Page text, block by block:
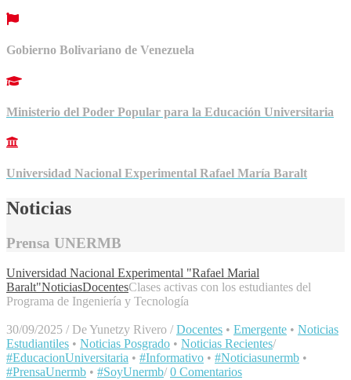
Gobierno Bolivariano de Venezuela
Ministerio del Poder Popular para la Educación Universitaria
Universidad Nacional Experimental Rafael María Baralt
Noticias
Prensa UNERMB
Universidad Nacional Experimental "Rafael Marial
Baralt"NoticiasDocentesClases activas con los estudiantes del
Programa de Ingeniería y Tecnología
30/09/2025 / De Yunetzy Rivero / Docentes • Emergente • Noticias
Estudiantiles • Noticias Posgrado • Noticias Recientes/
#EducacionUniversitaria • #Informativo • #Noticiasunermb •
#PrensaUnermb • #SoyUnermb/ 0 Comentarios